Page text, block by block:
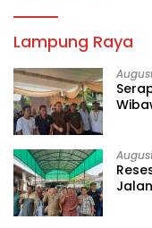
Lampung Raya